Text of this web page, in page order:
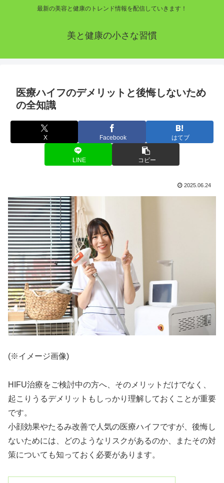
最新の美容と健康のトレンド情報を配信していきます！
美と健康の小さな習慣
医療ハイフのデメリットと後悔しないため
の全知識
X Facebook はてブ
LINE コピー
2025.06.24
(※イメージ画像)
HIFU治療をご検討中の方へ、そのメリットだけでなく、
起こりうるデメリットもしっかり理解しておくことが重要
です。
小顔効果やたるみ改善で人気の医療ハイフですが、後悔し
ないためには、どのようなリスクがあるのか、またその対
策についても知っておく必要があります。